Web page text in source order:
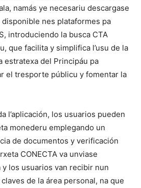
namás ye necesariu descargase
disponible nes plataformes pa
introduciendo la busca CTA
que facilita y simplifica l’usu de la
estratexa del Principáu pa
el tresporte públicu y fomentar la
l’aplicación, los usuarios pueden
monederu emplegando un
de documentos y verificación
CONECTA va unviase
los usuarios van recibir nun
de la área personal, na que